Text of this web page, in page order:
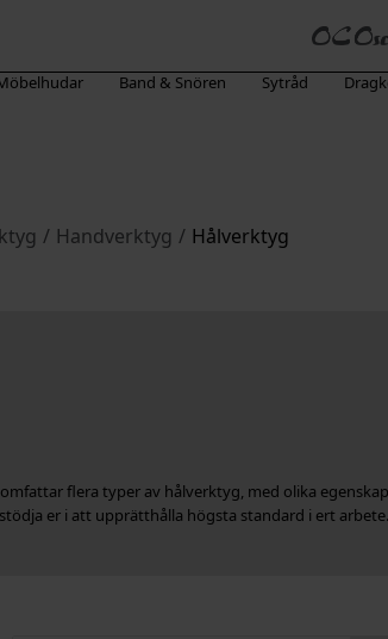
Band & Snören Sytråd
/ Handverktyg / Hålverktyg
flera typer av hålverktyg, med olika
er i att upprätthålla högsta standard i ert arbete.